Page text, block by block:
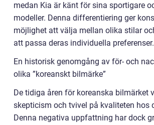
medan Kia är känt för sina sportigare
modeller. Denna differentiering ger
möjlighet att välja mellan olika stilar
att passa deras individuella preferenser.
En historisk genomgång av för- och
olika ”koreanskt bilmärke”
De tidiga åren för koreanska bilmärket
skepticism och tvivel på kvaliteten hos
Denna negativa uppfattning har dock